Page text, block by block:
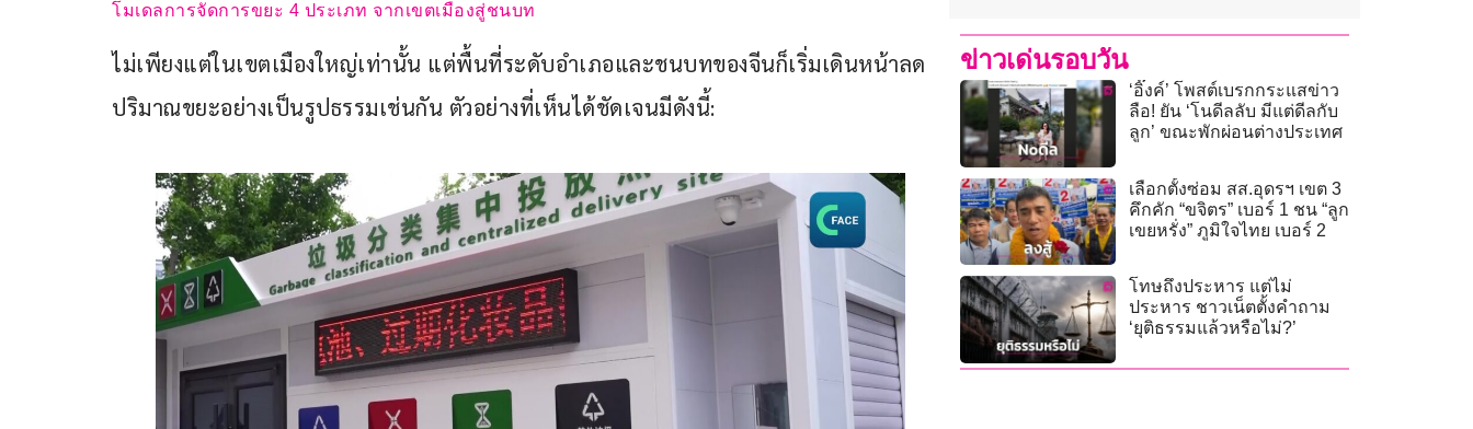
โมเดลการจัดการขยะ 4 ประเภท จากเขตเมืองสู่ชนบท
ไม่เพียงแต่ในเขตเมืองใหญ่เท่านั้น แต่พื้นที่ระดับอำเภอและชนบทของจีนก็เริ่มเดินหน้าลด
ปริมาณขยะอย่างเป็นรูปธรรมเช่นกัน ตัวอย่างที่เห็นได้ชัดเจนมีดังนี้:
ข่าวเด่นรอบวัน
‘อิ๊งค์’ โพสต์เบรกกระแสข่าว
ลือ! ยัน ‘โนดีลลับ มีแต่ดีลกับ
ลูก’ ขณะพักผ่อนต่างประเทศ
เลือกตั้งซ่อม สส.อุดรฯ เขต 3
คึกคัก “ขจิตร” เบอร์ 1 ชน “ลูก
เขยหรั่ง” ภูมิใจไทย เบอร์ 2
โทษถึงประหาร แต่ไม่
ประหาร ชาวเน็ตตั้งคำถาม
‘ยุติธรรมแล้วหรือไม่?’